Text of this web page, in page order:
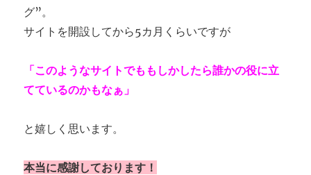
グ”。
サイトを開設してから5カ月くらいですが
「このようなサイトでももしかしたら誰かの役に立
てているのかもなぁ」
と嬉しく思います。
本当に感謝しております！